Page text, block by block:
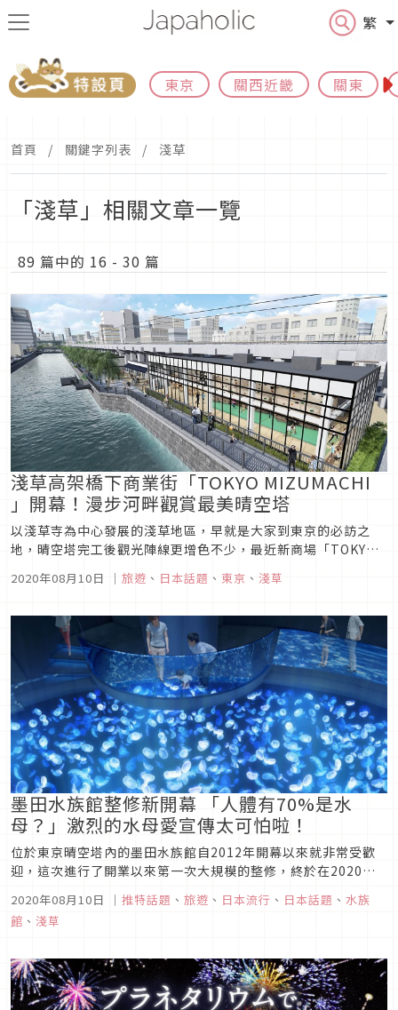
繁
東京 關西近畿 關東
首頁 關鍵字列表 淺草
「淺草」相關文章一覽
89 篇中的 16 - 30 篇
淺草高架橋下商業街「TOKYO MIZUMACHI
」開幕！漫步河畔觀賞最美晴空塔
以淺草寺為中心發展的淺草地區，早就是大家到東京的必訪之
地，晴空塔完工後觀光陣線更增色不少，最近新商場「TOKYO
架橋下的商業街，架起了淺草站與晴空塔站的連結線，以源森橋
對隅田公園，...
2020年08月10日 ｜ 旅遊 、 日本話題 、 東京 、 淺草
墨田水族館整修新開幕 「人體有70%是水
母？」激烈的水母愛宣傳太可怕啦！
位於東京晴空塔內的墨田水族館自2012年開幕以來就非常受歡
迎，這次進行了開業以來第一次大規模的整修，終於在2020年7
Big Schale和可以學習生物飼育過程的Aqua Base。除了實體
的改裝讓人迫不及待想要前往之外，以超有梗而時常引發熱...
2020年08月10日 ｜ 推特話題 、 旅遊 、 日本流行 、 日本話題 、 水族
館 、 淺草